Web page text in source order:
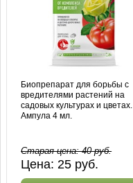
Биопрепарат для борьбы с
вредителями растений на
садовых культурах и цветах.
Ампула 4 мл.
Старая цена:40руб.
Цена:25 руб.